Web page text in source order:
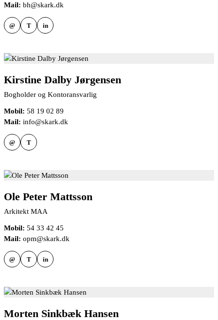
Mail: bh@skark.dk
@ T in
Kirstine Dalby Jørgensen
Bogholder og Kontoransvarlig
Mobil: 58 19 02 89
Mail: info@skark.dk
@ T
Ole Peter Mattsson
Arkitekt MAA
Mobil: 54 33 42 45
Mail: opm@skark.dk
@ T in
Morten Sinkbæk Hansen